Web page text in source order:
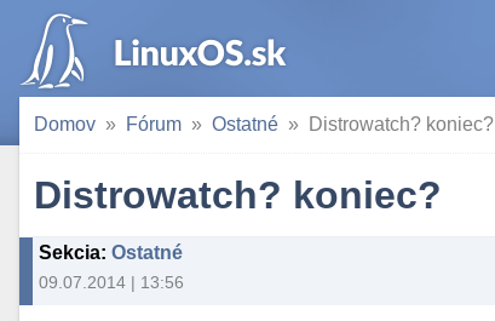
Domov Fórum Ostatné Distrowatch? koniec?
Distrowatch? koniec?
Sekcia: Ostatné
09.07.2014 | 13:56